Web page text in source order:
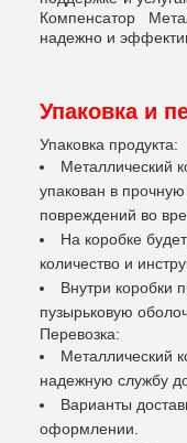
Компенсатор
надежно и
Упаковка и
Упаковка продукта:
Металлический
упакован в
повреждений во
На коробке
количество и
Внутри коробки
пузырьковую
Перевозка:
Металлический
надежную службу
Варианты
оформлении.